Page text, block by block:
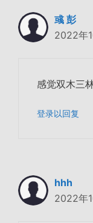
彧 彭
2022年
感觉双木三
登录以回复
hhh
2022年